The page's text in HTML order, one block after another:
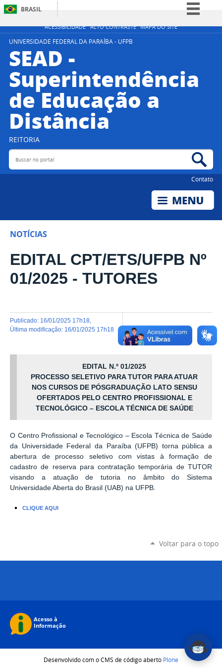
ACESSIBILIDADE ALTO CONTRASTE MAPA DO SITE
BRASIL
Simplifique!
Acesso à informação
Legislação
Canais
UNIVERSIDADE FEDERAL DA PARAÍBA - UFPB
SEAD -
Superintendência
de Educação a
Distância
REITORIA
Buscar no portal
Contato
NOTÍCIAS
EDITAL CPT/ETS/UFPB Nº
01/2025 - TUTORES
publicado: 16/01/2025 17h18
última modificação: 16/01/2025 17h18
EDITAL N.º 01/2025
PROCESSO SELETIVO PARA TUTOR PARA ATUAR
NOS CURSOS DE PÓSGRADUAÇÃO LATO SENSU
OFERTADOS PELO CENTRO PROFISSIONAL E
TECNOLÓGICO – ESCOLA TÉCNICA DE SAÚDE
O Centro Profissional e Tecnológico – Escola Técnica de Saúde
da Universidade Federal da Paraíba (UFPB) torna pública a
abertura de processo seletivo com vistas à formação de
cadastro de reserva para contratação temporária de TUTOR
visando a atuação de tutoria no âmbito do Sistema
Universidade Aberta do Brasil (UAB) na UFPB.
CLIQUE AQUI
Voltar para o topo
Desenvolvido com o CMS de código aberto Plone